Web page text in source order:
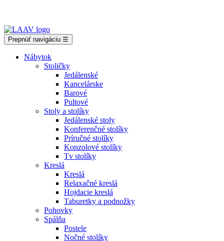
Prepnúť navigáciu ☰
Nábytok
Stoličky
Jedálenské
Kancelárske
Barové
Pultové
Stoly a stolíky
Jedálenské stoly
Konferenčné stolíky
Príručné stolíky
Konzolové stolíky
Tv stolíky
Kreslá
Kreslá
Relaxačné kreslá
Hojdacie kreslá
Taburetky a podnožky
Pohovky
Spálňa
Postele
Nočné stolíky